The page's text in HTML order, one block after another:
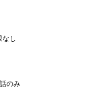
なし
のみ